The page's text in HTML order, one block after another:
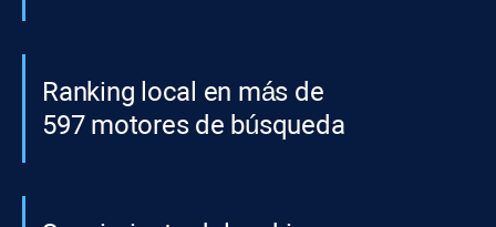
Ranking local en más de
597 motores de búsqueda